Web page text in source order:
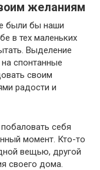
желаниям
были бы наши
в тех маленьких
Выделение
спонтанные
своим
радости и
себя
момент. Кто-то
вещью, другой
своего дома.